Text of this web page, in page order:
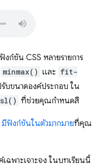
ชัน CSS หลายรายการ
minmax() และ fit-
ขนาดองค์ประกอบ ใน
ที่ช่วยคุณกําหนดสี
มีฟังก์ชันในตัวมากมายที่คุณ
ฉพาะเจาะจง ในบทเรียนนี้